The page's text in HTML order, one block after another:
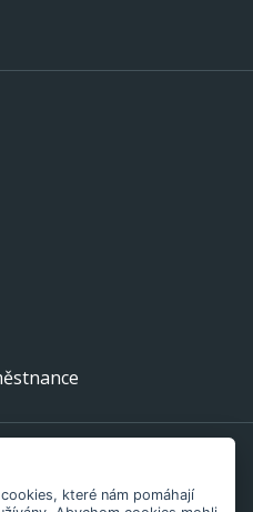
s.r.o., IČ: 29378702,
které nám pomáhají